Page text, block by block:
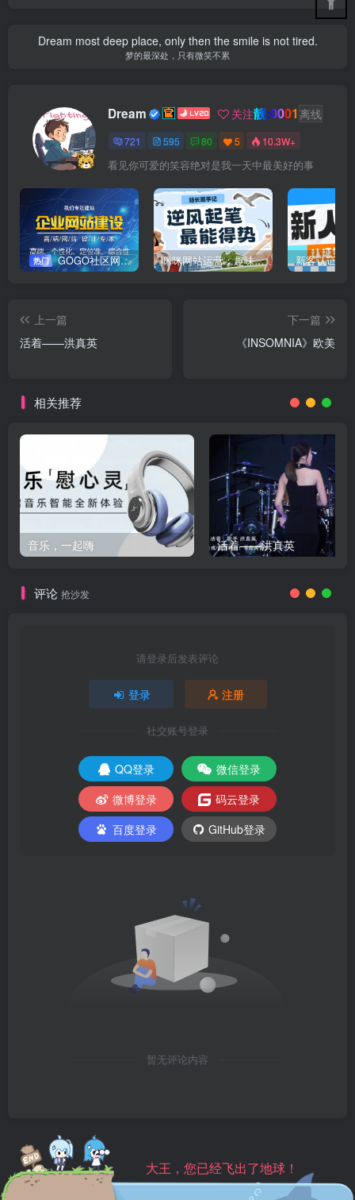
Dream most deep place, only then the smile is not tired.
梦的最深处，只有微笑不累
Dream 关注靓:0001 离线
721 595 80 5 10.3W+
看见你可爱的笑容绝对是我一天中最美好的事
热门 GOGO社区网站搭建(自助服务) 咪咪网站运营：趣味性悄悄飘起的成功风头 新客认证优
上一篇
活着——洪真英
下一篇
《INSOMNIA》欧美
相关推荐
音乐，一起嗨 活着——洪真英
评论 抢沙发
请登录后发表评论
登录 注册
社交账号登录
QQ登录
微信登录
微博登录
码云登录
百度登录
GitHub登录
暂无评论内容
大王，您已经飞出了地球！